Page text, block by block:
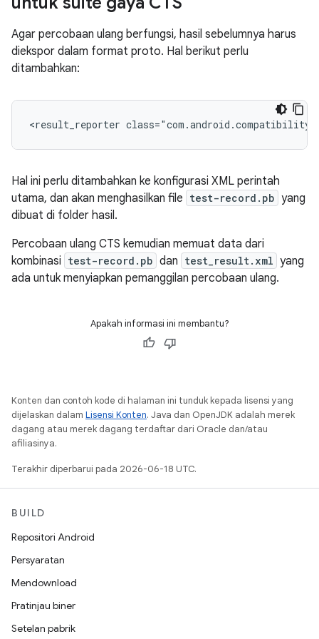
Agar percobaan ulang berfungsi, hasil sebelumnya harus
diekspor dalam format proto. Hal berikut perlu
ditambahkan:
<result_reporter
Hal ini perlu ditambahkan ke konfigurasi XML perintah
utama, dan akan menghasilkan file test-record.pb yang
dibuat di folder hasil.
Percobaan ulang CTS kemudian memuat data dari
kombinasi test-record.pb dan test_result.xml yang
ada untuk menyiapkan pemanggilan percobaan ulang.
Apakah informasi ini membantu?
Konten dan contoh kode di halaman ini tunduk kepada lisensi yang
dijelaskan dalam Lisensi Konten. Java dan OpenJDK adalah merek
dagang atau merek dagang terdaftar dari Oracle dan/atau
afiliasinya.
Terakhir diperbarui pada 2026-06-18 UTC.
BUILD
Repositori Android
Persyaratan
Mendownload
Pratinjau biner
Setelan pabrik